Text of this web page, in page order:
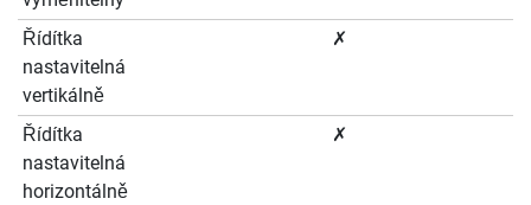
Řídítka
nastavitelná
vertikálně
✗
Řídítka
nastavitelná
horizontálně
✗